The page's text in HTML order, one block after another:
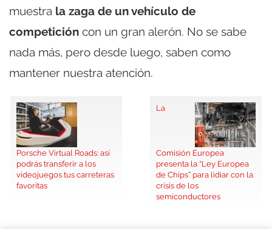
muestra la zaga de un vehículo de
competición con un gran alerón. No se sabe
nada más, pero desde luego, saben como
mantener nuestra atención.
Porsche Virtual Roads: así
podrás transferir a los
videojuegos tus carreteras
favoritas
La
Comisión Europea
presenta la “Ley Europea
de Chips” para lidiar con la
crisis de los
semiconductores